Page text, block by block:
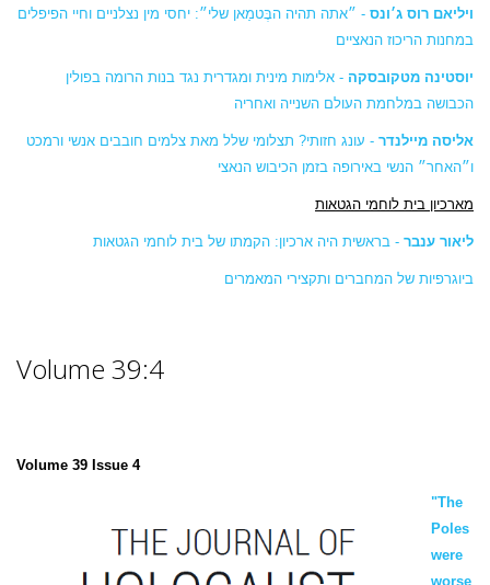
ויליאם רוס ג׳ונס - ״אתה תהיה הבֶּטמַאן שלי״: יחסי מין נצלניים וחיי הפיפלים
במחנות הריכוז הנאציים
יוסטינה מטקובסקה - אלימות מינית ומגדרית נגד בנות הרומה בפולין
הכבושה במלחמת העולם השנייה ואחריה
אליסה מיילנדר - עונג חזותי? תצלומי שלל מאת צלמים חובבים אנשי ורמכט
ו״האחר״ הנשי באירופה בזמן הכיבוש הנאצי
מארכיון בית לוחמי הגטאות
ליאור ענבר - בראשית היה ארכיון: הקמתו של בית לוחמי הגטאות
ביוגרפיות של המחברים ותקצירי המאמרים
Volume 39:4
Volume 39 Issue 4
"The
Poles
were
worse